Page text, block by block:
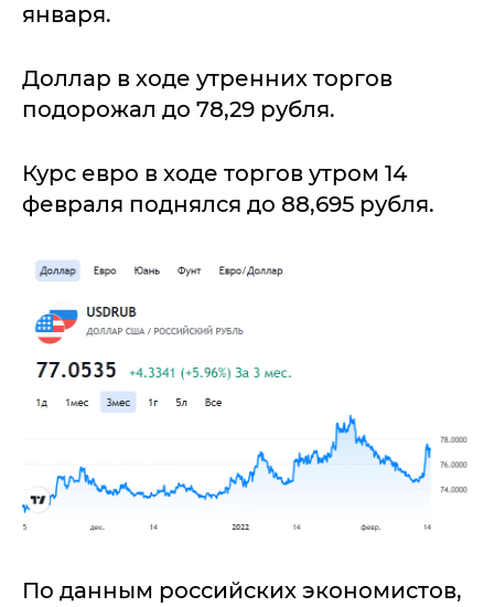
января.
Доллар в ходе утренних торгов
подорожал до 78,29 рубля.
Курс евро в ходе торгов утром 14
февраля поднялся до 88,695 рубля.
По данным российских экономистов,